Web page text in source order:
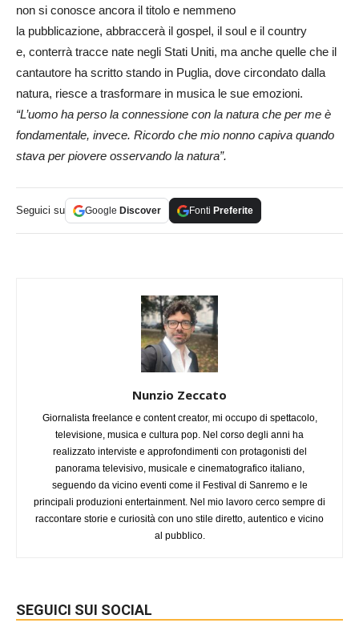
non si conosce ancora il titolo e nemmeno
la pubblicazione, abbraccerà il gospel, il soul e il country
e, conterrà tracce nate negli Stati Uniti, ma anche quelle che il
cantautore ha scritto stando in Puglia, dove circondato dalla
natura, riesce a trasformare in musica le sue emozioni.
“L’uomo ha perso la connessione con la natura che per me è
fondamentale, invece. Ricordo che mio nonno capiva quando
stava per piovere osservando la natura”.
Seguici su Google Discover Fonti Preferite
Nunzio Zeccato
Giornalista freelance e content creator, mi occupo di spettacolo,
televisione, musica e cultura pop. Nel corso degli anni ha
realizzato interviste e approfondimenti con protagonisti del
panorama televisivo, musicale e cinematografico italiano,
seguendo da vicino eventi come il Festival di Sanremo e le
principali produzioni entertainment. Nel mio lavoro cerco sempre di
raccontare storie e curiosità con uno stile diretto, autentico e vicino
al pubblico.
SEGUICI SUI SOCIAL